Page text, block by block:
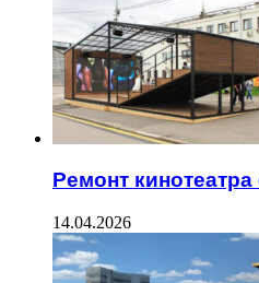
Ремонт
14.04.2026